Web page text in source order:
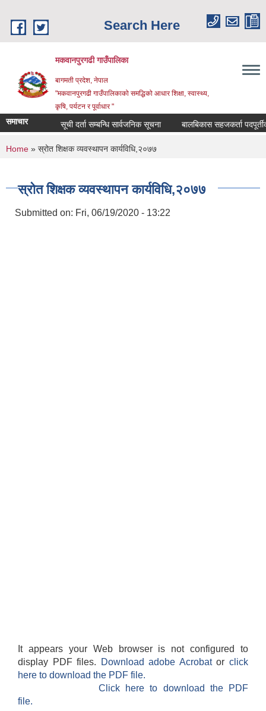
Search Here
मकवानपुरगढी गाउँपालिका
बागमती प्रदेश, नेपाल
"मकवानपुरगढी गाउँपालिकाको समद्धिको आधार शिक्षा, स्‍वास्‍थ्‍य,
कृषि, पर्यटन र पूर्वाधार "
समाचार सूची दर्ता सम्बन्धि सार्वजनिक सूचना बालबिकास सहजकर्ता पदपूर्तीका
You are here
Home » स्रोत शिक्षक व्यवस्थापन कार्यविधि,२०७७
स्रोत शिक्षक व्यवस्थापन कार्यविधि,२०७७
Submitted on: Fri, 06/19/2020 - 13:22
It appears your Web browser is not configured to
display PDF files.
Download adobe Acrobatorclick
here to download the PDF file.
Click here to download the PDF
file.